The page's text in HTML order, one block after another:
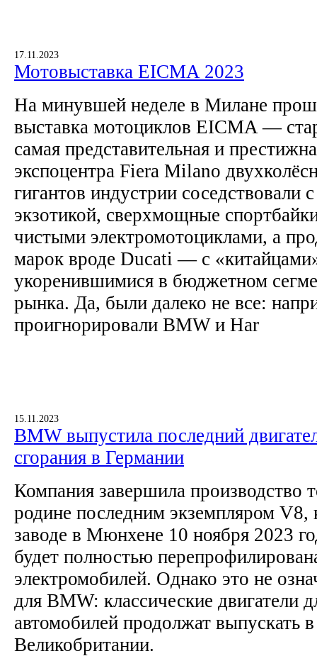
17.11.2023
Мотовыставка EICMA 2023
На минувшей неделе в Милане
выставка мотоциклов EICMA —
самая представительная и
экспоцентра Fiera Milano
гигантов индустрии соседствовали
экзотикой, сверхмощные
чистыми электромотоциклами, а
марок вроде Ducati — с
укоренившимися в бюджетном
рынка. Да, были далеко не все:
проигнорировали BMW и Har
15.11.2023
BMW выпустила последний
сгорания в Германии
Компания завершила производство
родине последним экземпляром V8,
заводе в Мюнхене 10 ноября 2023
будет полностью
электромобилей. Однако это не
для BMW: классические двигатели
автомобилей продолжат выпускать
Великобритании.